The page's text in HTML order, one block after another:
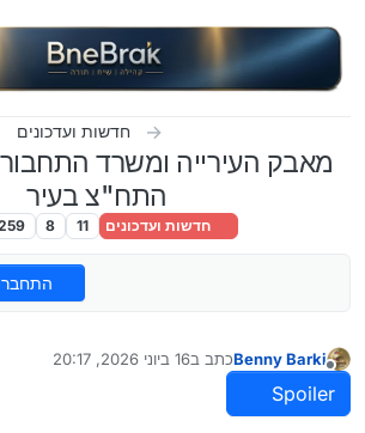
חדשות ועדכונים
מאבק העירייה ומשרד
התח"צ בעיר
חדשות ועדכונים 11
8
מנותק
Benny Barkiכתב ב16 ביוני 2026, 20:17
נערך לאחרונה על ידי Benny Barki
Spoiler